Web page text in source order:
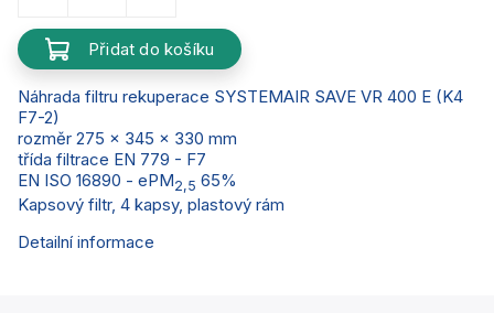
Přidat do košíku
Náhrada filtru rekuperace SYSTEMAIR SAVE VR 400 E (K4
F7-2)
rozměr 275 x 345 x 330 mm
třída filtrace EN 779 - F7
EN ISO 16890 - ePM2,5 65%
Kapsový filtr, 4 kapsy, plastový rám
Detailní informace